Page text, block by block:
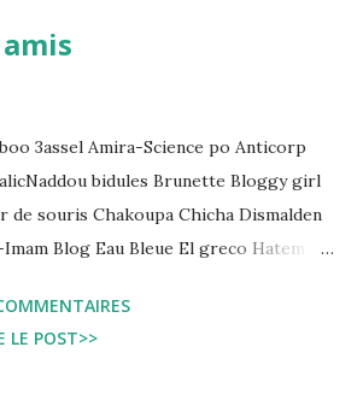
Luanda"
3assel Amira-Science po Anticorp
bidules Brunette Bloggy girl
de souris Chakoupa Chicha Dismalden
Blog Eau Bleue El greco Hatem
Sarah American girl Massir mots a
Tun...
LE POST>>